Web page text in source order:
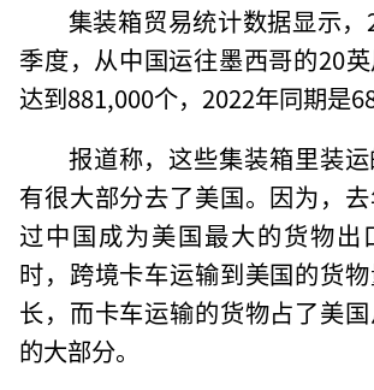
集装箱贸易统计数据显示
季度，从中国运往墨西哥的20
达到881,000个，2022年同期是
报道称，这些集装箱里装
有很大部分去了美国。因为，
过中国成为美国最大的货物出
时，跨境卡车运输到美国的货
长，而卡车运输的货物占了美
的大部分。